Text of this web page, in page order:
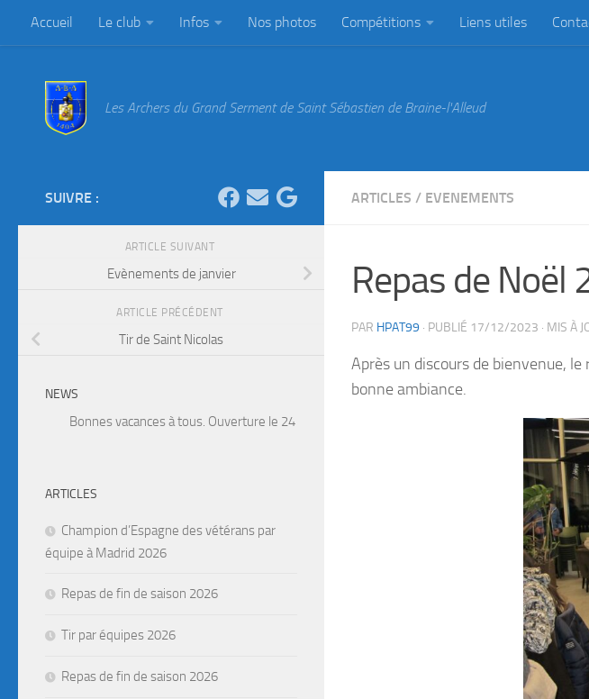
Au dessous du contenu
Accueil Le club Infos Nos photos Compétitions Liens utiles
Les Archers du Grand Serment de Saint Sébastien de Braine-l'Alleud
ARTICLES / EVENEMENTS
Repas de Noël
PAR HPAT99 · PUBLIÉ 17/12/2023 · MIS À
Après un discours de bienvenue, le
bonne ambiance.
SUIVRE :
ARTICLE SUIVANT
Evènements de janvier
ARTICLE PRÉCÉDENT
Tir de Saint Nicolas
NEWS
Bonnes vacances à tous. Ouverture le 24 Août. Attention, fermeture du club du 6 juillet au 31
ARTICLES
Champion d’Espagne des vétérans par
équipe à Madrid 2026
Repas de fin de saison 2026
Tir par équipes 2026
Repas de fin de saison 2026